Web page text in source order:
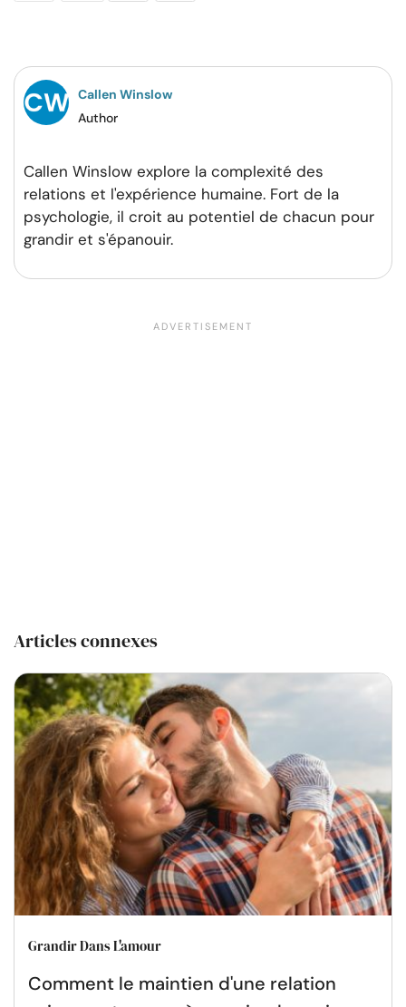
Callen Winslow
Author
Callen Winslow explore la complexité des
relations et l'expérience humaine. Fort de la
psychologie, il croit au potentiel de chacun pour
grandir et s'épanouir.
Articles connexes
Grandir Dans L'amour
Comment le maintien d'une relation